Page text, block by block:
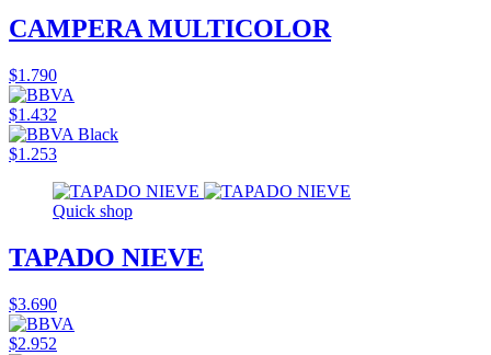
CAMPERA MULTICOLOR
$1.790
$1.432
$1.253
Quick shop
TAPADO NIEVE
$3.690
$2.952